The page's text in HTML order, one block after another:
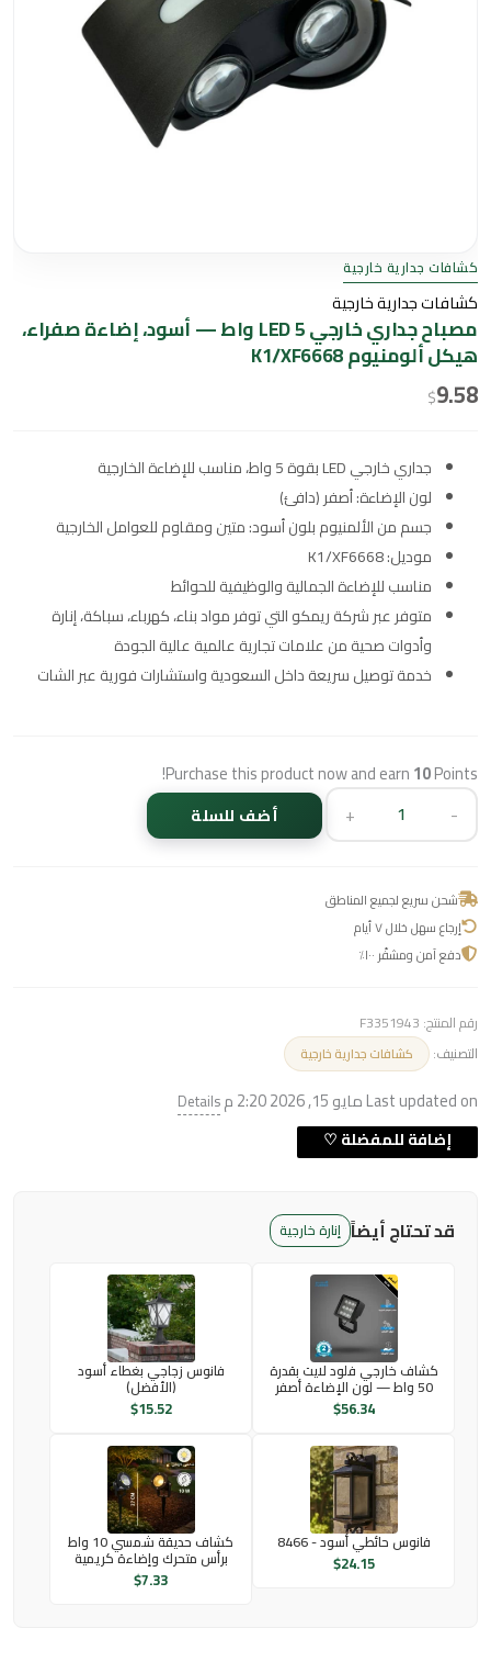
كشافات جدارية خارجية
كشافات جدارية خارجية
مصباح جداري خارجي LED 5 واط — أسود، إضاءة صفراء،
هيكل ألومنيوم K1/XF6668
$9.58
جداري خارجي LED بقوة 5 واط، مناسب للإضاءة الخارجية
لون الإضاءة: أصفر (دافئ)
جسم من الألمنيوم بلون أسود: متين ومقاوم للعوامل الخارجية
موديل: K1/XF6668
مناسب للإضاءة الجمالية والوظيفية للحوائط
متوفر عبر شركة ريمكو التي توفر مواد بناء، كهرباء، سباكة، إنارة
وأدوات صحية من علامات تجارية عالمية عالية الجودة
خدمة توصيل سريعة داخل السعودية واستشارات فورية عبر الشات
Purchase this product now and earn10Points!
-
+ أضف للسلة
شحن سريع لجميع المناطق
إرجاع سهل خلال ٧ أيام
دفع آمن ومشفّر ١٠٠٪
رقم المنتج: F3351943
التصنيف:
كشافات جدارية خارجية
Last updated on مايو 15, 2026 2:20 م Details
قد تحتاج أيضاً إنارة خارجية
كشاف خارجي فلود لايت بقدرة
50 واط — لون الإضاءة أصفر
$56.34
فانوس زجاجي بغطاء أسود
(الأفضل)
$15.52
فانوس حائطي أسود - 8466
$24.15
كشاف حديقة شمسي 10 واط
برأس متحرك وإضاءة كريمية
$7.33